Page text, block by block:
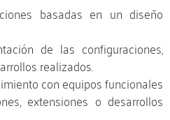
basadas en un diseño
de las configuraciones,
realizados.
con equipos funcionales
extensiones o desarrollos